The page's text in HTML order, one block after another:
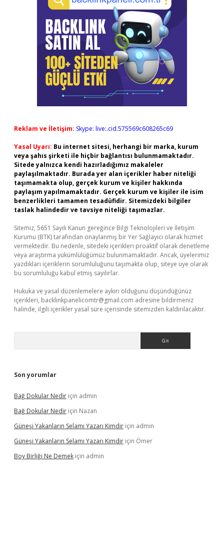
Reklam ve İletişim: Skype: live:.cid.575569c608265c69
Yasal Uyarı: Bu internet sitesi, herhangi bir marka, kurum
veya şahıs şirketi ile hiçbir bağlantısı bulunmamaktadır.
Sitede yalnızca kendi hazırladığımız makaleler
paylaşılmaktadır. Burada yer alan içerikler haber niteliği
taşımamakta olup, gerçek kurum ve kişiler hakkında
paylaşım yapılmamaktadır. Gerçek kurum ve kişiler ile isim
benzerlikleri tamamen tesadüfidir. Sitemizdeki bilgiler
taslak halindedir ve tavsiye niteliği taşımazlar.
Sitemiz, 5651 Sayılı Kanun gereğince Bilgi Teknolojileri ve İletişim
Kurumu (BTK) tarafından onaylanmış bir Yer Sağlayıcı olarak hizmet
vermektedir. Bu nedenle, sitedeki içerikleri proaktif olarak denetleme
veya araştırma yükümlülüğümüz bulunmamaktadır. Ancak, üyelerimiz
yazdıkları içeriklerin sorumluluğunu taşımakta olup, siteye üye olarak
bu sorumluluğu kabul etmiş sayılırlar.
Hukuka ve yasal düzenlemelere aykırı olduğunu düşündüğünüz
içerikleri, backlinkpanelicomtr@gmail.com adresine bildirmeniz
halinde, ilgili içerikler yasal süre içerisinde sitemizden kaldırılacaktır.
Son yorumlar
Bağ Dokular Nedir için admin
Bağ Dokular Nedir için Nazan
Güneşi Yakanların Selamı Yazarı Kimdir için admin
Güneşi Yakanların Selamı Yazarı Kimdir için Ömer
Boy Birliği Ne Demek için admin